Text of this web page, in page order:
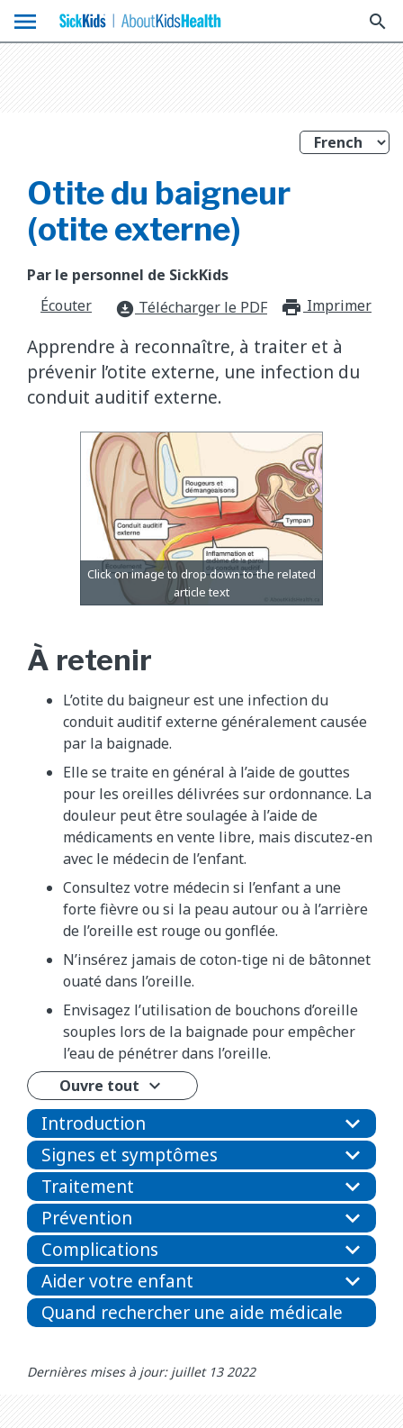
menu search
Otite du baigneur
(otite externe)
Par le personnel de SickKids
Écouter
download_for_offline Télécharger le PDF Imprimer
Apprendre à reconnaître, à traiter et à
prévenir l’otite externe, une infection du
conduit auditif externe.
À retenir
L’otite du baigneur est une infection du
conduit auditif externe généralement causée
par la baignade.
Elle se traite en général à l’aide de gouttes
pour les oreilles délivrées sur ordonnance. La
douleur peut être soulagée à l’aide de
médicaments en vente libre, mais discutez-en
avec le médecin de l’enfant.
Consultez votre médecin si l’enfant a une
forte fièvre ou si la peau autour ou à l’arrière
de l’oreille est rouge ou gonflée.
N’insérez jamais de coton-tige ni de bâtonnet
ouaté dans l’oreille.
Envisagez l’utilisation de bouchons d’oreille
souples lors de la baignade pour empêcher
l’eau de pénétrer dans l’oreille.
Ouvre tout
Introduction
Signes et symptômes
Traitement
Prévention
Complications
Aider votre enfant
Quand rechercher une aide médicale
Dernières mises à jour: juillet 13 2022